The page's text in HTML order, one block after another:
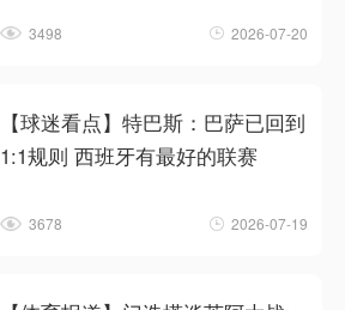
3498 2026-07-20
【球迷看点】特巴斯：巴萨已回到
1:1规则 西班牙有最好的联赛
3678 2026-07-19